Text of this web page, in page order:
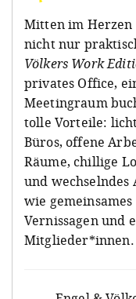
Mitten im Herzen
nicht nur
Völkers Work
privates Office,
Meetingraum
tolle Vorteile:
Büros, offene
Räume, chillige
und wechselndes
wie
Vernissagen und
Mitglieder*innen.